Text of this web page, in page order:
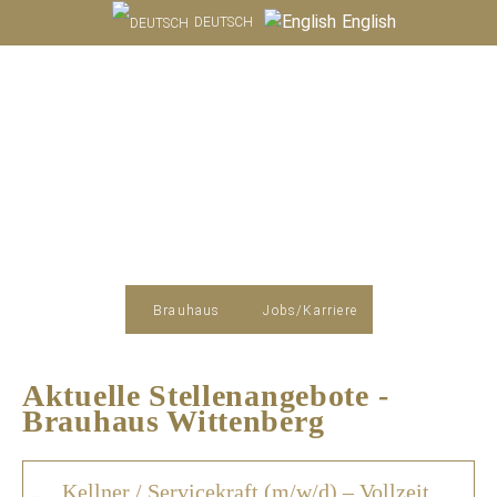
DEUTSCH English
Brauhaus Jobs/Karriere
Aktuelle Stellenangebote -
Brauhaus Wittenberg
Kellner / Servicekraft (m/w/d) – Vollzeit